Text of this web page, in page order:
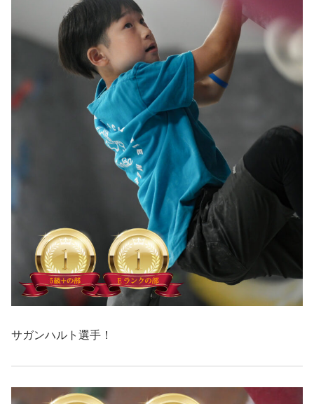
サガンハルト選手！